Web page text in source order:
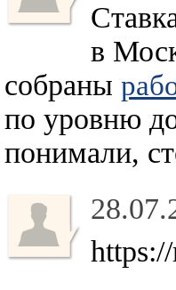
в
собраны
по уровню
понимали,